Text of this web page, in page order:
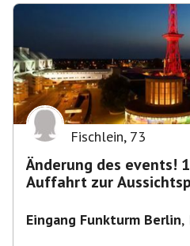
Fischlein, 73
Änderung des events!
Auffahrt zur
Eingang Funkturm Berlin,